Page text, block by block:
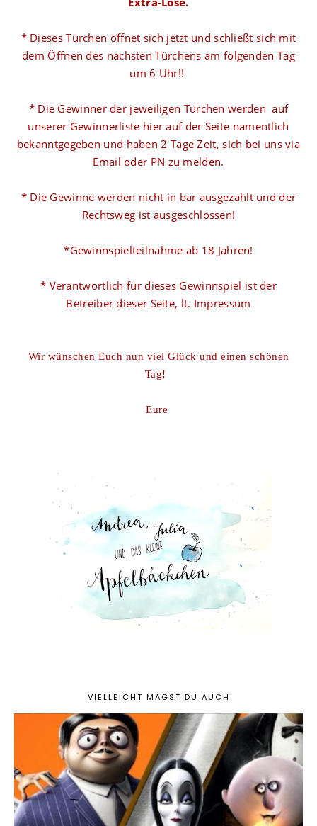
* Dieses Türchen öffnet sich jetzt und schließt sich mit
dem Öffnen des nächsten Türchens am folgenden Tag
um 6 Uhr!!
* Die Gewinner der jeweiligen Türchen werden auf
unserer Gewinnerliste hier auf der Seite namentlich
bekanntgegeben und haben 2 Tage Zeit, sich bei uns via
Email oder PN zu melden.
* Die Gewinne werden nicht in bar ausgezahlt und der
Rechtsweg ist ausgeschlossen!
*Gewinnspielteilnahme ab 18 Jahren!
* Verantwortlich für dieses Gewinnspiel ist der
Betreiber dieser Seite, lt. Impressum
Wir wünschen Euch nun viel Glück und einen schönen
Tag!
Eure
VIELLEICHT MAGST DU AUCH